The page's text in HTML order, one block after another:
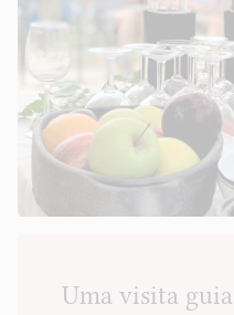
Uma visita